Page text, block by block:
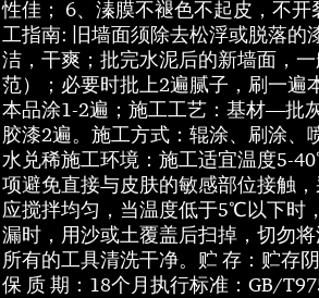
性佳； 6、溱膜不褪色不起皮，不
工指南: 旧墙面须除去松浮或脱落的
洁，干爽；批完水泥后的新墙面，
范）；必要时批上2遍腻子，刷一遍
本品涂1-2遍；施工工艺：基材—
胶漆2遍。施工方式：辊涂、刷涂、
水兑稀施工环境：施工适宜温度5-
项避免直接与皮肤的敏感部位接触
应搅拌均匀，当温度低于5℃以下时
漏时，用沙或土覆盖后扫掉，切勿
所有的工具清洗干净。贮 存：贮存
保 质 期：18个月执行标准：GB/